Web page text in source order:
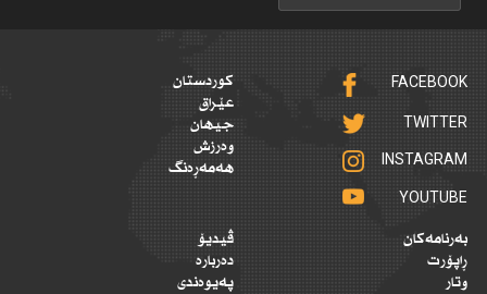
FACEBOOK
TWITTER
INSTAGRAM
YOUTUBE
کوردستان
عێراق
جیهان
وەرزش
هەمەڕەنگ
بەرنامەکان
ڕاپۆرت
وتار
ڤیدیۆ
دەربارە
پەیوەندی